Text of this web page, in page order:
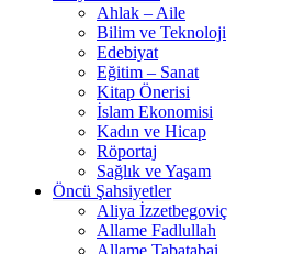
Ahlak – Aile
Bilim ve Teknoloji
Edebiyat
Eğitim – Sanat
Kitap Önerisi
İslam Ekonomisi
Kadın ve Hicap
Röportaj
Sağlık ve Yaşam
Öncü Şahsiyetler
Aliya İzzetbegoviç
Allame Fadlullah
Allame Tabatabai